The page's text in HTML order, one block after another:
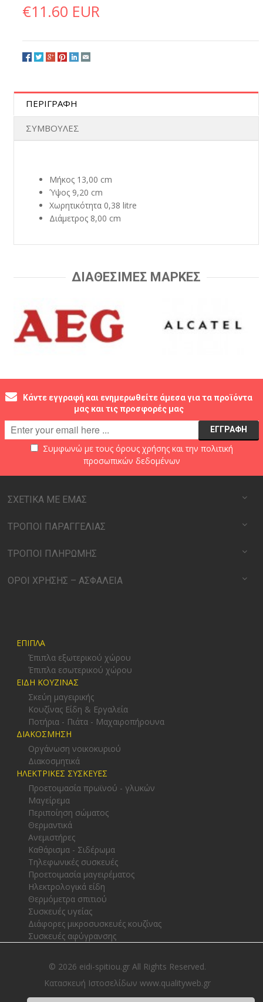
€11.60 EUR
ΠΕΡΙΓΡΑΦΗ
ΣΥΜΒΟΥΛΕΣ
Μήκος 13,00 cm
Ύψος 9,20 cm
Χωρητικότητα 0,38 litre
Διάμετρος 8,00 cm
ΔΙΑΘΕΣΙΜΕΣ ΜΑΡΚΕΣ
Κάντε εγγραφή και ενημερωθείτε άμεσα για τα προϊόντα
μας και τις προσφορές μας
Συμφωνώ με τους όρους χρήσηςκαι την πολιτική
προσωπικών δεδομένων
ΣΧΕΤΙΚΑ ΜΕ ΕΜΑΣ
ΤΡΟΠΟΙ ΠΑΡΑΓΓΕΛΙΑΣ
ΤΡΟΠΟΙ ΠΛΗΡΩΜΗΣ
ΟΡΟΙ ΧΡΗΣΗΣ – ΑΣΦΑΛΕΙΑ
ΕΠΙΠΛΑ
Έπιπλα εξωτερικού χώρου
Έπιπλα εσωτερικού χώρου
ΕΙΔΗ ΚΟΥΖΙΝΑΣ
Σκεύη μαγειρικής
Κουζίνας Είδη & Εργαλεία
Ποτήρια - Πιάτα - Μαχαιροπήρουνα
ΔΙΑΚΟΣΜΗΣΗ
Οργάνωση νοικοκυριού
Διακοσμητικά
ΗΛΕΚΤΡΙΚΕΣ ΣΥΣΚΕΥΕΣ
Προετοιμασία πρωϊνού - γλυκών
Μαγείρεμα
Περιποίηση σώματος
Θερμαντικά
Ανεμιστήρες
Καθάρισμα - Σιδέρωμα
Τηλεφωνικές συσκευές
Προετοιμασία μαγειρέματος
Ηλεκτρολογικά είδη
Θερμόμετρα σπιτιού
Συσκευές υγείας
Διάφορες μικροσυσκευές κουζίνας
Συσκευές αφύγρανσης
© 2026 eidi-spitiou.gr All Rights Reserved.
Κατασκευή Ιστοσελίδων www.qualityweb.gr